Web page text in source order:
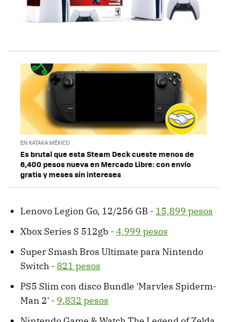
EN XATAKA MÉXICO
Es brutal que esta Steam Deck cueste menos de
6,400 pesos nueva en Mercado Libre: con envío
gratis y meses sin intereses
Lenovo Legion Go, 12/256 GB - 15,899 pesos
Xbox Series S 512gb - 4,999 pesos
Super Smash Bros Ultimate para Nintendo
Switch - 821 pesos
PS5 Slim con disco Bundle 'Marvles Spiderm-
Man 2' - 9,832 pesos